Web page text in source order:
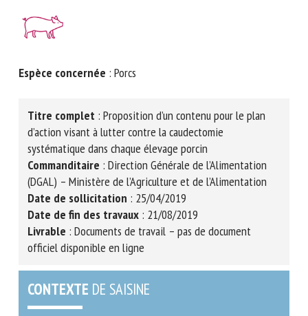
Espèce concernée: Porcs
Titre complet : Proposition d’un contenu pour le plan
d’action visant à lutter contre la caudectomie
systématique dans chaque élevage porcin
Commanditaire : Direction Générale de l’Alimentation
(DGAL) – Ministère de l’Agriculture et de l’Alimentation
Date de sollicitation : 25/04/2019
Date de fin des travaux : 21/08/2019
Livrable : Documents de travail – pas de document
officiel disponible en ligne
CONTEXTE DE SAISINE
Organisme *
E-mail *
En soumettant ce formulaire, j'accepte que les
informations saisies soient utilisées dans le cadre de la
relation avec le CNR BEA. *